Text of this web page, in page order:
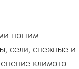
нашим
сели, снежные и
климата